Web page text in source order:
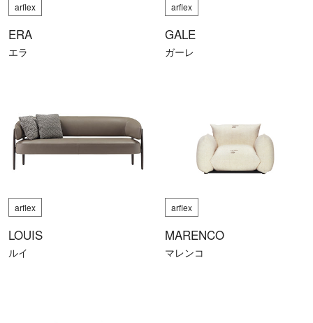
arflex
ERA
エラ
arflex
GALE
ガーレ
arflex
LOUIS
ルイ
arflex
MARENCO
マレンコ